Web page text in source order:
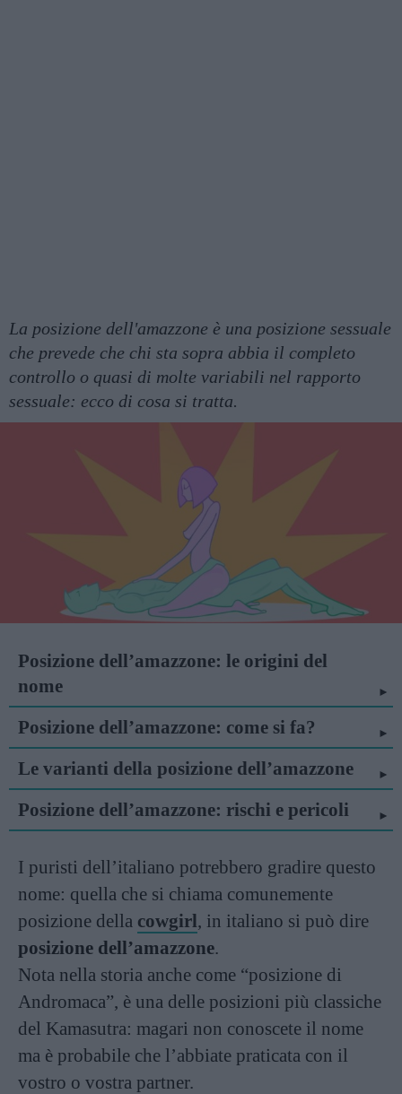
La posizione dell'amazzone è una posizione sessuale
che prevede che chi sta sopra abbia il completo
controllo o quasi di molte variabili nel rapporto
sessuale: ecco di cosa si tratta.
Posizione dell’amazzone: le origini del
nome
Posizione dell’amazzone: come si fa?
Le varianti della posizione dell’amazzone
Posizione dell’amazzone: rischi e pericoli
I puristi dell’italiano potrebbero gradire questo
nome: quella che si chiama comunemente
posizione della cowgirl, in italiano si può dire
posizione dell’amazzone.
Nota nella storia anche come “posizione di
Andromaca”, è una delle posizioni più classiche
del Kamasutra: magari non conoscete il nome
ma è probabile che l’abbiate praticata con il
vostro o vostra partner.